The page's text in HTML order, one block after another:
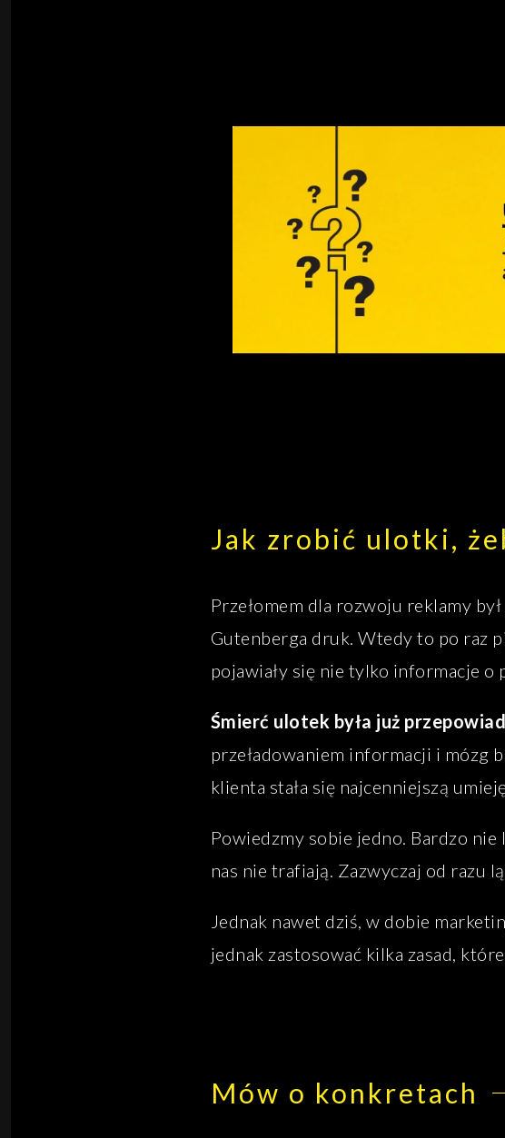
Jak zrobić ulotki,
Przełomem dla rozwoju reklamy
Gutenberga druk. Wtedy to po raz
pojawiały się nie tylko informacje o
Śmierć ulotek była już
przeładowaniem informacji i mózg
klienta stała się najcenniejszą
Powiedzmy sobie jedno. Bardzo
nas nie trafiają. Zazwyczaj od razu
Jednak nawet dziś, w dobie
jednak zastosować kilka zasad,
Mów o konkretach